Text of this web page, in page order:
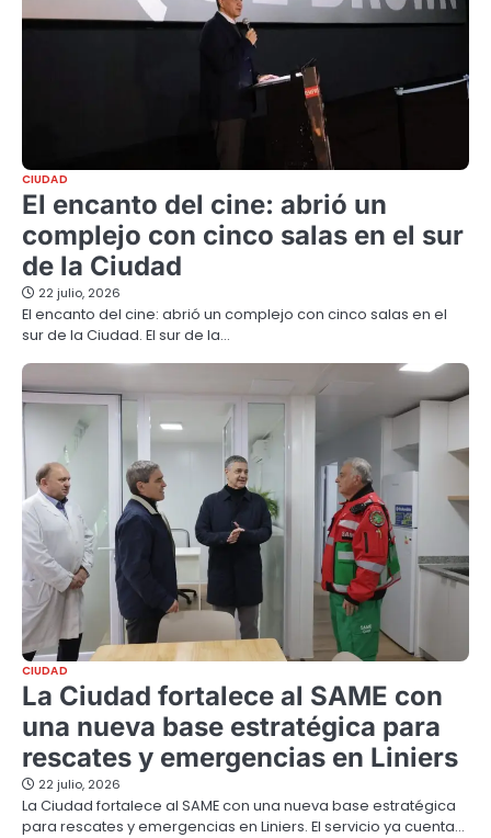
CIUDAD
El encanto del cine: abrió un
complejo con cinco salas en el sur
de la Ciudad
22 julio, 2026
El encanto del cine: abrió un complejo con cinco salas en el
sur de la Ciudad. El sur de la…
CIUDAD
La Ciudad fortalece al SAME con
una nueva base estratégica para
rescates y emergencias en Liniers
22 julio, 2026
La Ciudad fortalece al SAME con una nueva base estratégica
para rescates y emergencias en Liniers. El servicio ya cuenta…